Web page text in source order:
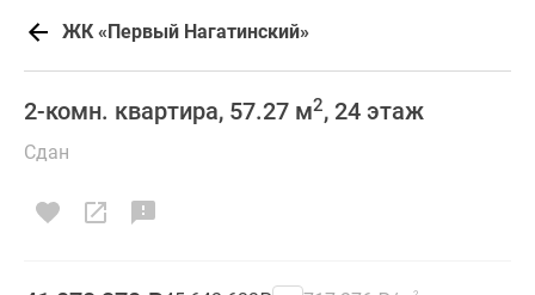
ЖК «Первый Нагатинский»
2-комн. квартира, 57.27 м2, 24 этаж
Сдан